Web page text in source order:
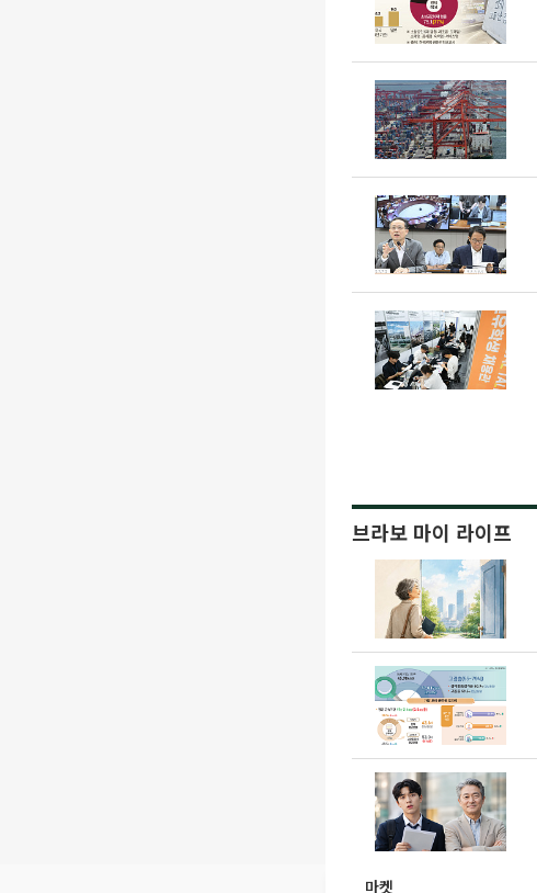
브라보 마이 라이프
마켓